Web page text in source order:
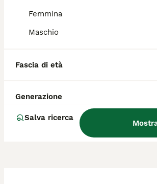
Femmina
Maschio
Fascia di età
Generazione
Salva ricerca
Quali sono i colori del
Quanto diventa grande
Pumi?